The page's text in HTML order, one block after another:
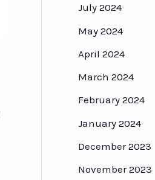
July 2024
May 2024
April 2024
March 2024
February 2024
January 2024
December 2023
November 2023